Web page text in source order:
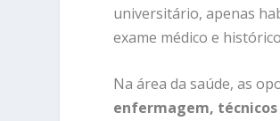
universitário, apenas
exame médico e
Na área da saúde, as
enfermagem,